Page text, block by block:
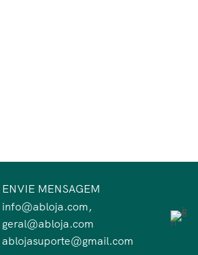
ENVIE MENSAGEM
info@abloja.com,
geral@abloja.com
ablojasuporte@gmail.com